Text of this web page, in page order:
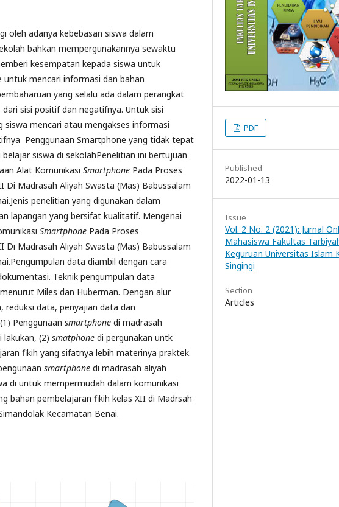
oleh adanya kebebasan siswa dalam
bahkan mempergunakannya sewaktu
kesempatan kepada siswa untuk
mencari informasi dan bahan
yang selalu ada dalam perangkat
sisi positif dan negatifnya. Untuk sisi
mencari atau mengakses informasi
Penggunaan Smartphone yang tidak tepat
siswa di sekolahPenelitian ini bertujuan
Alat Komunikasi Smartphone Pada Proses
Di Madrasah Aliyah Swasta (Mas) Babussalam
penelitian yang digunakan dalam
lapangan yang bersifat kualitatif. Mengenai
Smartphone Pada Proses
Di Madrasah Aliyah Swasta (Mas) Babussalam
data diambil dengan cara
Teknik pengumpulan data
Miles dan Huberman. Dengan alur
reduksi data, penyajian data dan
Penggunaan smartphone di madrasah
(2) smatphone di pergunakan untk
fikih yang sifatnya lebih materinya praktek.
smartphone di madrasah aliyah
di untuk mempermudah dalam komunikasi
bahan pembelajaran fikih kelas XII di Madrsah
Kecamatan Benai.
PDF
Published
2022-01-13
Issue
Vol. 2 No. 2 (2021): Jurnal
Mahasiswa Fakultas
Keguruan Universitas Islam
Singingi
Section
Articles